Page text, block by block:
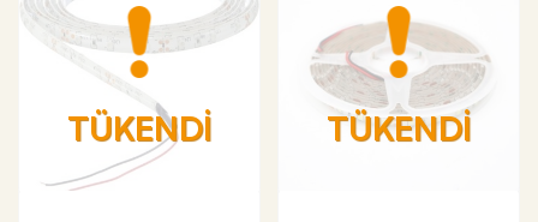
TÜKENDİ TÜKENDİ